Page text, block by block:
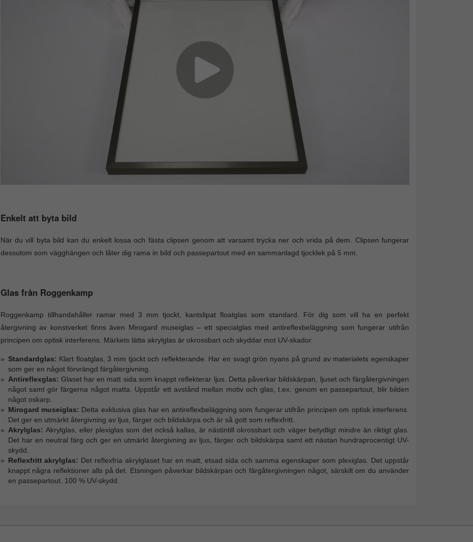
Enkelt att byta bild
När du vill byta bild kan du enkelt lossa och fästa clipsen genom att varsamt trycka ner och vrida på dem. Clipsen fungerar
dessutom som vägghängen och låter dig rama in bild och passepartout med en sammanlagd tjocklek på 5 mm.
Glas från Roggenkamp
Roggenkamp tillhandahåller ramar med 3 mm tjockt, kantslipat floatglas som standard. För dig som vill ha en perfekt
återgivning av konstverket finns även Mirogard museiglas – ett specialglas med antireflexbeläggning som fungerar utifrån
principen om optisk interferens. Märkets lätta akrylglas är okrossbart och skyddar mot UV-skador.
Standardglas: Klart floatglas, 3 mm tjockt och reflekterande. Har en svagt grön nyans på grund av materialets egenskaper
som ger en något förvrängd färgåtergivning.
Antireflexglas: Glaset har en matt sida som knappt reflekterar ljus. Detta påverkar bildskärpan, ljuset och färgåtergivningen
något samt gör färgerna något matta. Uppstår ett avstånd mellan motiv och glas, t.ex. genom en passepartout, blir bilden
något oskarp.
Mirogard museiglas: Detta exklusiva glas har en antireflexbeläggning som fungerar utifrån principen om optisk interferens.
Det ger en utmärkt återgivning av ljus, färger och bildskärpa och är så gott som reflexfritt.
Akrylglas: Akrylglas, eller plexiglas som det också kallas, är nästintill okrossbart och väger betydligt mindre än riktigt glas.
Det har en neutral färg och ger en utmärkt återgivning av ljus, färger och bildskärpa samt ett nästan hundraprocentigt UV-
skydd.
Reflexfritt akrylglas: Det reflexfria akrylglaset har en matt, etsad sida och samma egenskaper som plexiglas. Det uppstår
knappt några reflektioner alls på det. Etsningen påverkar bildskärpan och färgåtergivningen något, särskilt om du använder
en passepartout. 100 % UV-skydd.